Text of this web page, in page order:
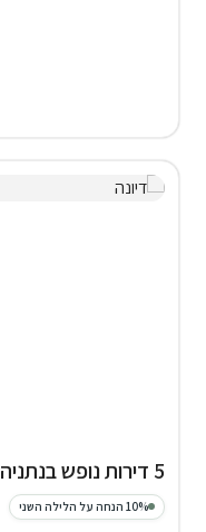
5 דירות נופש בנתניה
10% הנחה על הלילה השני